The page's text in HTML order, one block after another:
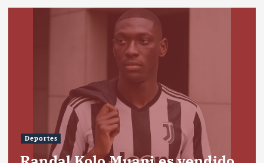
Deportes